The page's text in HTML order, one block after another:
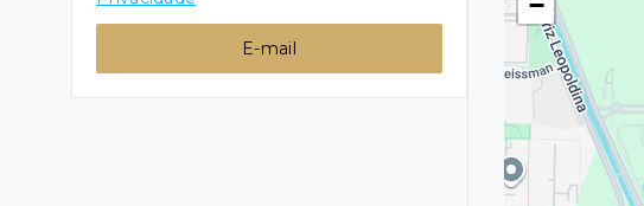
E-mail